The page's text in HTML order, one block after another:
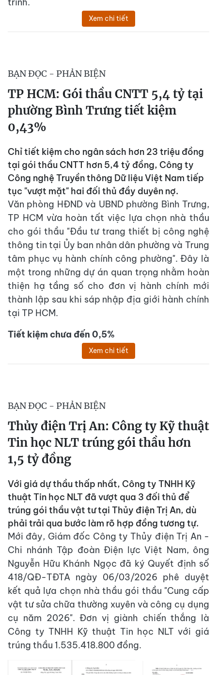
Xem chi tiết
BẠN ĐỌC - PHẢN BIỆN
TP HCM: Gói thầu CNTT 5,4 tỷ tại
phường Bình Trưng tiết kiệm
0,43%
Chỉ tiết kiệm cho ngân sách hơn 23 triệu đồng
tại gói thầu CNTT hơn 5,4 tỷ đồng, Công ty
Công nghệ Truyền thông Dữ liệu Việt Nam tiếp
tục "vượt mặt" hai đối thủ đầy duyên nợ.
Văn phòng HĐND và UBND phường Bình Trưng,
TP HCM vừa hoàn tất việc lựa chọn nhà thầu
cho gói thầu "Đầu tư trang thiết bị công nghệ
thông tin tại Ủy ban nhân dân phường và Trung
tâm phục vụ hành chính công phường". Đây là
một trong những dự án quan trọng nhằm hoàn
thiện hạ tầng số cho đơn vị hành chính mới
thành lập sau khi sáp nhập địa giới hành chính
tại TP HCM.
Tiết kiệm chưa đến 0,5%
Xem chi tiết
BẠN ĐỌC - PHẢN BIỆN
Thủy điện Trị An: Công ty Kỹ thuật
Tin học NLT trúng gói thầu hơn
1,5 tỷ đồng
Với giá dự thầu thấp nhất, Công ty TNHH Kỹ
thuật Tin học NLT đã vượt qua 3 đối thủ để
trúng gói thầu vật tư tại Thủy điện Trị An, dù
phải trải qua bước làm rõ hợp đồng tương tự.
Mới đây, Giám đốc Công ty Thủy điện Trị An -
Chi nhánh Tập đoàn Điện lực Việt Nam, ông
Nguyễn Hữu Khánh Ngọc đã ký Quyết định số
418/QĐ-TĐTA ngày 06/03/2026 phê duyệt
kết quả lựa chọn nhà thầu gói thầu "Cung cấp
vật tư sửa chữa thường xuyên và công cụ dụng
cụ năm 2026". Đơn vị giành chiến thắng là
Công ty TNHH Kỹ thuật Tin học NLT với giá
trúng thầu 1.535.418.800 đồng.